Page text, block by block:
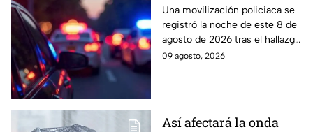
encontrados en
Ahuatlán, Puebla, HOY:
Esto se sabe
Una movilización policiaca se
registró la noche de este 8 de
agosto de 2026 tras el hallazgo
de dos cuerpos en
09 agosto, 2026
Así afectará la onda